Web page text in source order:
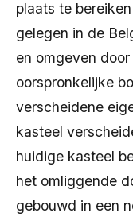
plaats te
gelegen in de
en omgeven
oorspronkelijke
verscheidene
kasteel
huidige kasteel
het omliggende
gebouwd in een